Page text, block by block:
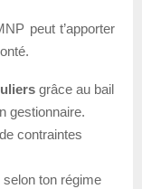
peut t’apporter
grâce au bail
gestionnaire.
contraintes
selon ton régime